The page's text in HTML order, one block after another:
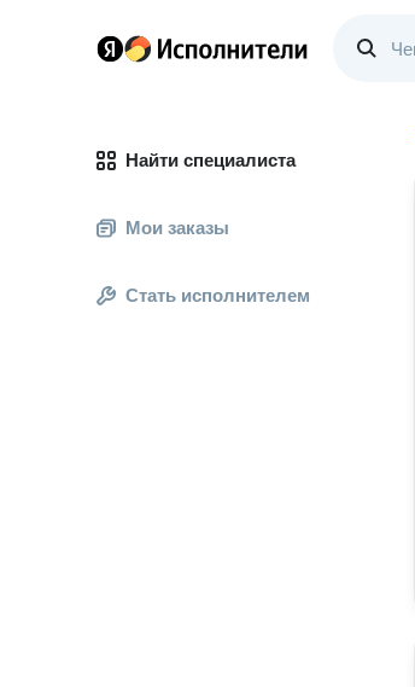
Найти специалиста
Мои заказы
Стать исполнителем